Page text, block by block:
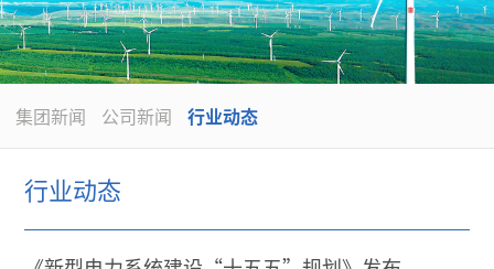
集团新闻 公司新闻 行业动态
行业动态